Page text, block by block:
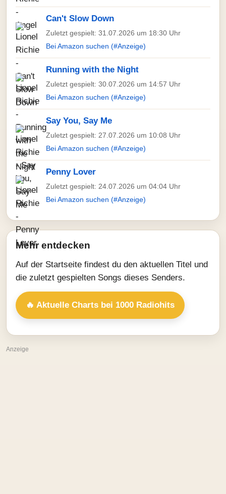
Can't Slow Down
Zuletzt gespielt: 31.07.2026 um 18:30 Uhr
Bei Amazon suchen (#Anzeige)
Running with the Night
Zuletzt gespielt: 30.07.2026 um 14:57 Uhr
Bei Amazon suchen (#Anzeige)
Say You, Say Me
Zuletzt gespielt: 27.07.2026 um 10:08 Uhr
Bei Amazon suchen (#Anzeige)
Penny Lover
Zuletzt gespielt: 24.07.2026 um 04:04 Uhr
Bei Amazon suchen (#Anzeige)
Mehr entdecken
Auf der Startseite findest du den aktuellen Titel und
die zuletzt gespielten Songs dieses Senders.
🔥 Aktuelle Charts bei 1000 Radiohits
Anzeige